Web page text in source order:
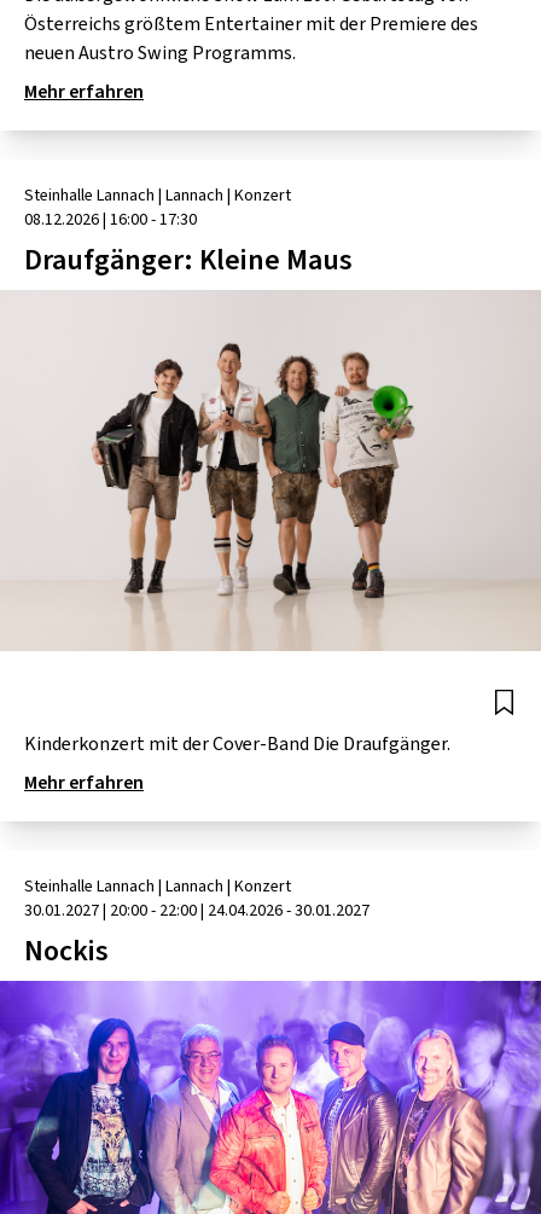
Österreichs größtem Entertainer mit der Premiere des
neuen Austro Swing Programms.
Mehr erfahren
Steinhalle Lannach | Lannach | Konzert
08.12.2026| 16:00 - 17:30
Draufgänger: Kleine Maus
Kinderkonzert mit der Cover-Band Die Draufgänger.
Mehr erfahren
Steinhalle Lannach | Lannach | Konzert
30.01.2027| 20:00 - 22:00| 24.04.2026 - 30.01.2027
Nockis